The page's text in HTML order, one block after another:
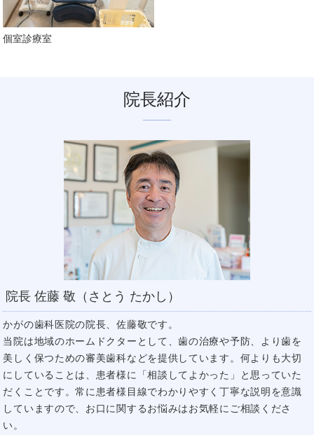
個室診療室
院長紹介
院長 佐藤 敬（さとう たかし）
かがの歯科医院の院長、佐藤敬です。
当院は地域のホームドクターとして、歯の治療や予防、より歯を
美しく保つための審美歯科などを提供しています。何よりも大切
にしていることは、患者様に「相談してよかった」と思っていた
だくことです。常に患者様目線でわかりやすく丁寧な説明を意識
していますので、お口に関するお悩みはお気軽にご相談くださ
い。